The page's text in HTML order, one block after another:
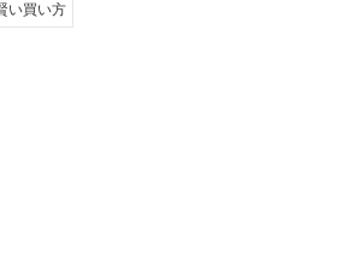
い買い方